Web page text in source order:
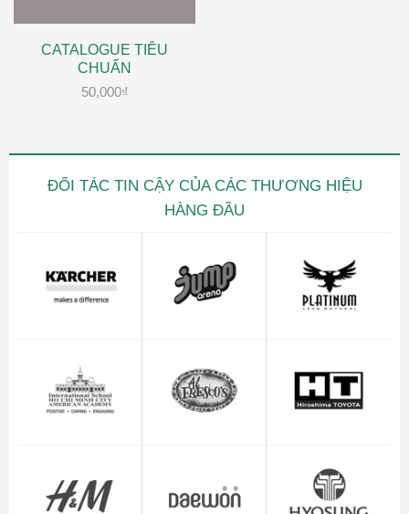
CATALOGUE TIÊU
CHUẨN
50,000₫
ĐỐI TÁC TIN CẬY CỦA CÁC THƯƠNG HIỆU
HÀNG ĐẦU